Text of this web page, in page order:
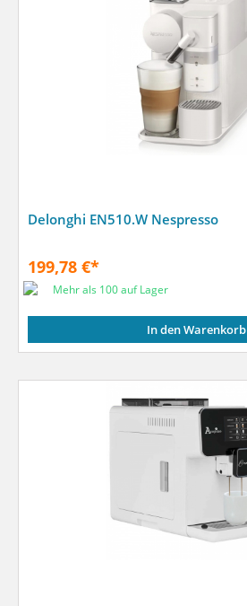
Delonghi EN510.W Nespresso
199,78 €*
Mehr als 100 auf Lager
In den Warenkorb